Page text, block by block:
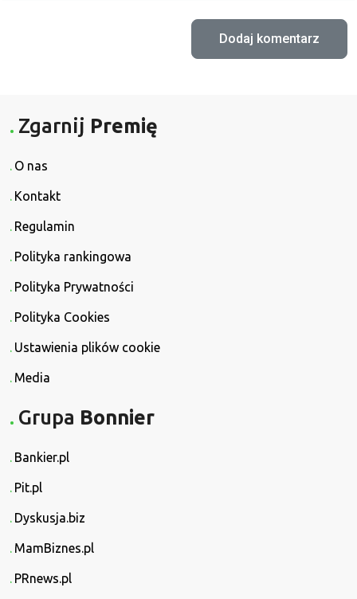
Zgarnij Premię
O nas
Kontakt
Regulamin
Polityka rankingowa
Polityka Prywatności
Polityka Cookies
Ustawienia plików cookie
Media
Grupa Bonnier
Bankier.pl
Pit.pl
Dyskusja.biz
MamBiznes.pl
PRnews.pl